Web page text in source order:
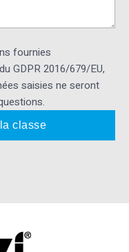
fournies
GDPR 2016/679/EU,
saisies ne seront